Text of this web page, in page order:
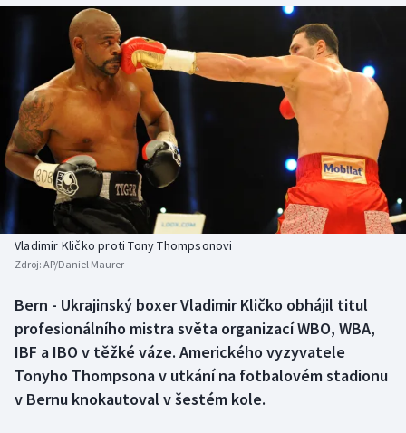
Cyklistika
DALŠÍ SPORTY
Americký fotbal
Baseball a softbal
Basketbal
Biatlon
Box
Curling
NEPŘEHLÉDNĚTE
Soutěže
Historické návraty
Aplikace ČT sport
Vladimir Kličko proti Tony Thompsonovi
Zdroj: AP/Daniel Maurer
Bern - Ukrajinský boxer Vladimir Kličko obhájil titul
profesionálního mistra světa organizací WBO, WBA,
IBF a IBO v těžké váze. Amerického vyzyvatele
Tonyho Thompsona v utkání na fotbalovém stadionu
v Bernu knokautoval v šestém kole.